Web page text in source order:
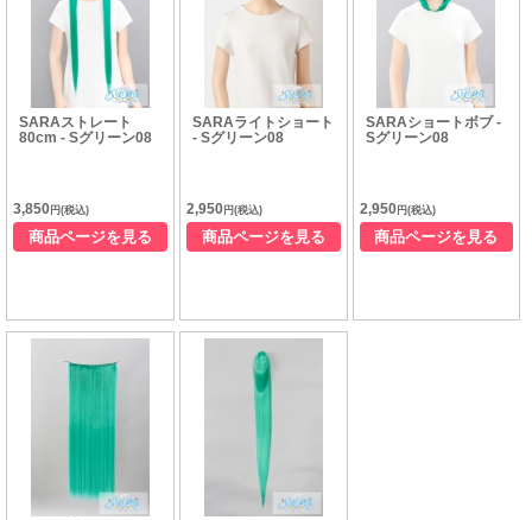
SARAストレート
80cm - Sグリーン08
3,850 円(税込)
商品ページを見る
SARAライトショート
- Sグリーン08
2,950円(税込)
商品ページを見る
SARAショートボブ -
Sグリーン08
2,950円(税込)
商品ページを見る